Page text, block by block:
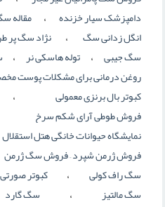
دامپزشک سیار خزنده ، مقاله
انگل زدانی سگ ، نژاد سگ پر
سگ جیبی ، توله هاسکی نر ،
روغن درمانی برای مشکلات پوست
کبوتر بال برنزی معمولی
فروش طوطی آرای شکم سرخ
نمایشگاه حیوانات خانگی هتل استقلال
فروش ژرمن شپرد – فروش سگ ژرمن
سگ راف کولی ، کبوتر صورتی
سگ مالتیز ، سگ گارد